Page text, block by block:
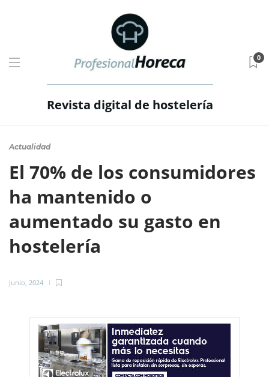
Revista digital de hostelería
0
Actualidad
El 70% de los consumidores
ha mantenido o
aumentado su gasto en
hostelería
Junio, 2024